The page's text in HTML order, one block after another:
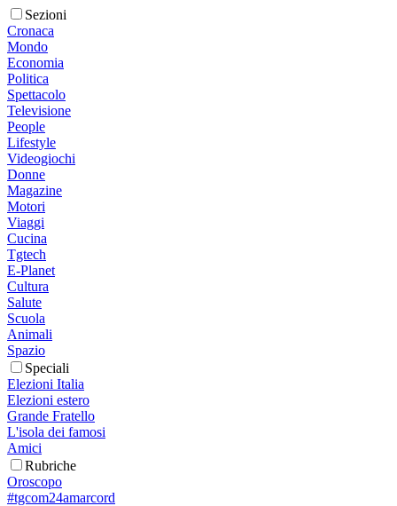
Sezioni
Cronaca
Mondo
Economia
Politica
Spettacolo
Televisione
People
Lifestyle
Videogiochi
Donne
Magazine
Motori
Viaggi
Cucina
Tgtech
E-Planet
Cultura
Salute
Scuola
Animali
Spazio
Speciali
Elezioni Italia
Elezioni estero
Grande Fratello
L'isola dei famosi
Amici
Rubriche
Oroscopo
#tgcom24amarcord